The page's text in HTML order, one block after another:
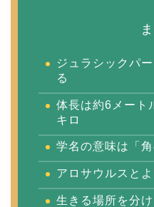
ジュラシックパ
る
体長は約6メート
キロ
学名の意味は「角
アロサウルスと
生きる場所を分